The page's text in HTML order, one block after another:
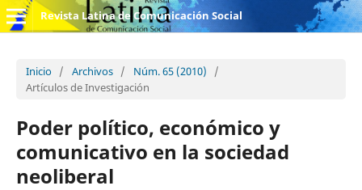
Revista Latina de Comunicación Social
Inicio / Archivos / Núm. 65 (2010)
/
Artículos de Investigación
Poder político, económico y
comunicativo en la sociedad
neoliberal